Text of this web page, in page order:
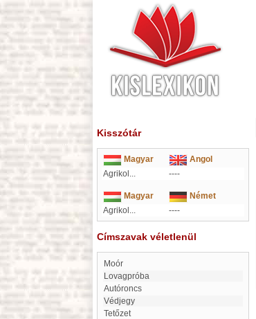
Kisszótár
Magyar
Angol
Agrikol...
----
Magyar
Német
Agrikol...
----
Címszavak véletlenül
Moór
Lovagpróba
Autóroncs
Védjegy
Tetőzet